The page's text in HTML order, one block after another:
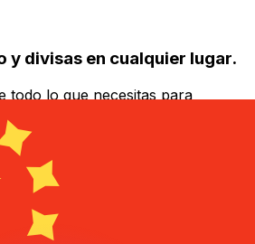
y divisas en cualquier lugar.
todo lo que necesitas para
configura alertas de tipos y
sin comisiones ocultas.